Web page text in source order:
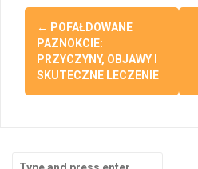
Post
navigation
← POFAŁDOWANE
PAZNOKCIE:
PRZYCZYNY, OBJAWY I
SKUTECZNE LECZENIE